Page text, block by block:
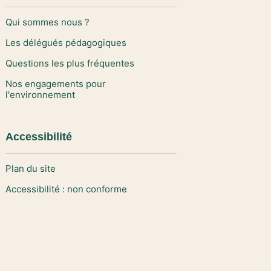
Qui sommes nous ?
Les délégués pédagogiques
Questions les plus fréquentes
Nos engagements pour
l'environnement
Accessibilité
Plan du site
Accessibilité : non conforme